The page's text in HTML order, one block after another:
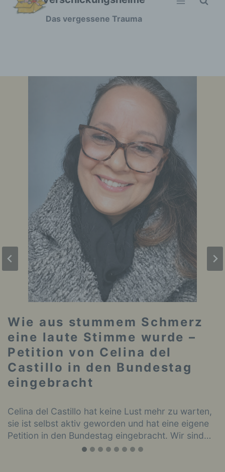
Zum
Das vergessene Trauma
Wie aus stummem Schmerz
eine laute Stimme wurde –
Petition von Celina del
Castillo in den Bundestag
eingebracht
Celina del Castillo hat keine Lust mehr zu warten,
sie ist selbst aktiv geworden und hat eine eigene
Petition in den Bundestag eingebracht. Wir sind…